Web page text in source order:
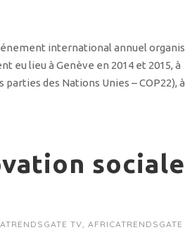
international annuel
eu lieu à Genève en 2014 et 2015, à
des Nations Unies – COP22),
sociale
TV, AFRICATRENDSGATE